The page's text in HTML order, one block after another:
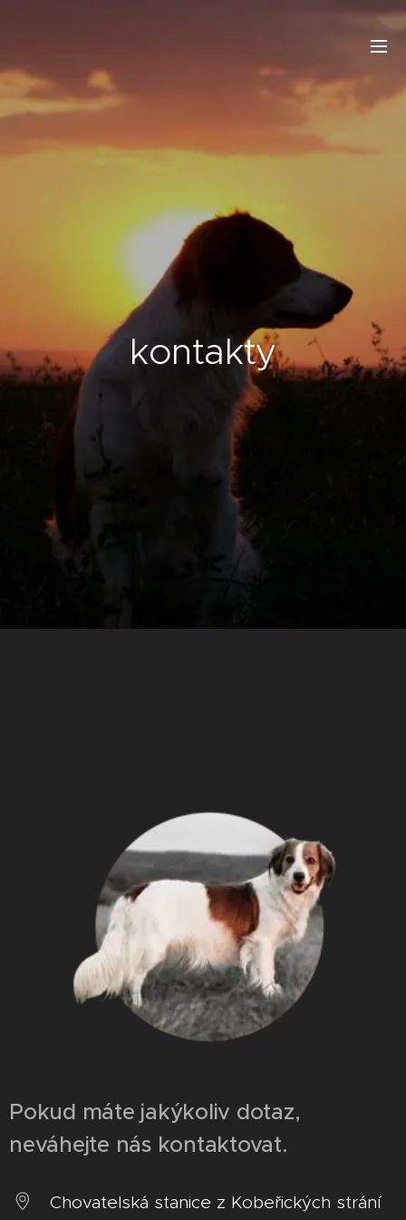
kontakty
Pokud máte jakýkoliv dotaz,
neváhejte nás kontaktovat.
Chovatelská stanice z Kobeřických strání